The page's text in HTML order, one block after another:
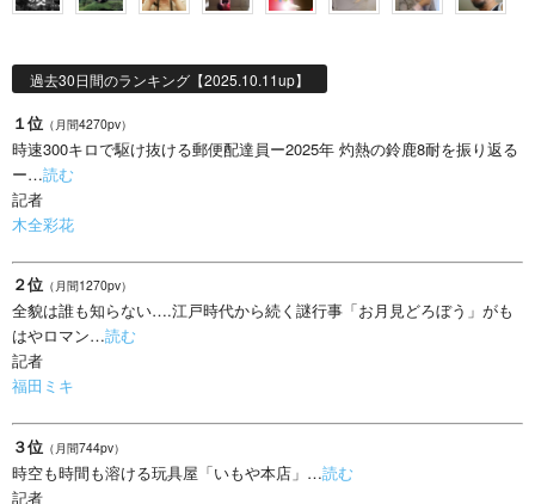
過去30日間のランキング【2025.10.11up】
１位 （月間4270pv）
時速300キロで駆け抜ける郵便配達員ー2025年 灼熱の鈴鹿8耐を振り返る
ー…読む
記者
木全彩花
２位 （月間1270pv）
全貌は誰も知らない….江戸時代から続く謎行事「お月見どろぼう」がも
はやロマン…読む
記者
福田ミキ
３位 （月間744pv）
時空も時間も溶ける玩具屋「いもや本店」…読む
記者